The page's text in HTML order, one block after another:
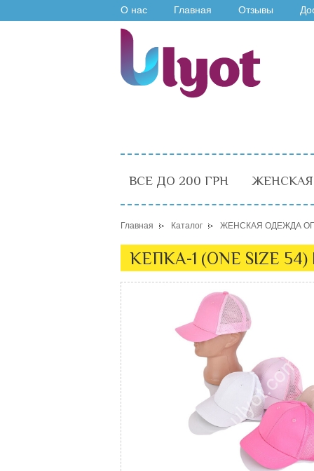
О нас Главная Отзывы
ВСЕ ДО 200 ГРН
Главная Каталог ЖЕНСКАЯ ОДЕЖДА
КЕПКА-1 (ONE SIZE